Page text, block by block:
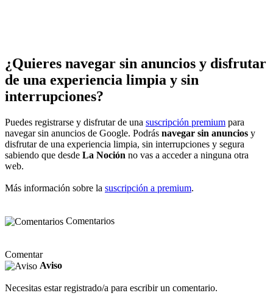
¿Quieres navegar sin anuncios y disfrutar
de una experiencia limpia y sin
interrupciones?
Puedes registrarse y disfrutar de una suscripción premium para
navegar sin anuncios de Google. Podrás navegar sin anuncios y
disfrutar de una experiencia limpia, sin interrupciones y segura
sabiendo que desde La Noción no vas a acceder a ninguna otra
web.
Más información sobre la suscripción a premium.
Comentarios
Comentar
Aviso
Necesitas estar registrado/a para escribir un comentario.